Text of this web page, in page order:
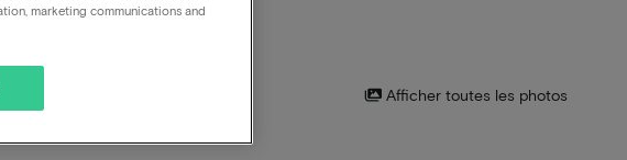
Afficher toutes les photos
marketing communications and